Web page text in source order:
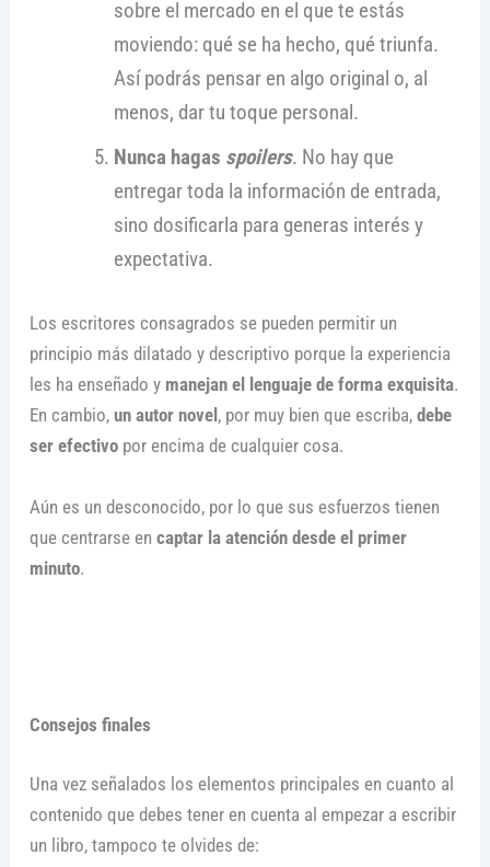
sobre el mercado en el que te estás
moviendo: qué se ha hecho, qué triunfa.
Así podrás pensar en algo original o, al
menos, dar tu toque personal.
Nunca hagas spoilers. No hay que
entregar toda la información de entrada,
sino dosificarla para generas interés y
expectativa.
Los escritores consagrados se pueden permitir un
principio más dilatado y descriptivo porque la experiencia
les ha enseñado y manejan el lenguaje de forma exquisita.
En cambio, un autor novel, por muy bien que escriba, debe
ser efectivopor encima de cualquier cosa.
Aún es un desconocido, por lo que sus esfuerzos tienen
que centrarse en captar la atención desde el primer
minuto.
Consejos finales
Una vez señalados los elementos principales en cuanto al
contenido que debes tener en cuenta al empezar a escribir
un libro, tampoco te olvides de: